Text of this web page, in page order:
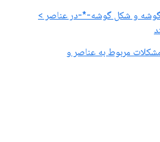
گوشه و شکل گوشه-*-در عناصر >
مربوط به عناصر و